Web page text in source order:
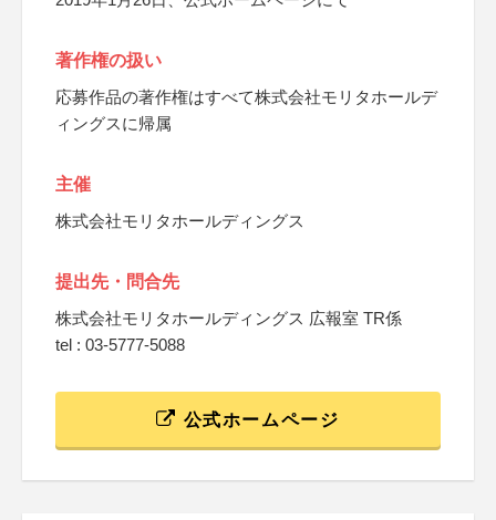
著作権の扱い
応募作品の著作権はすべて株式会社モリタホールデ
ィングスに帰属
主催
株式会社モリタホールディングス
提出先・問合先
株式会社モリタホールディングス 広報室 TR係
tel : 03-5777-5088
公式ホームページ